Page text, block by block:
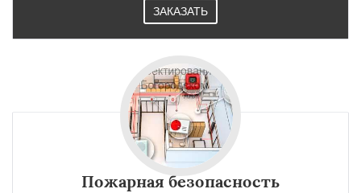
ЗАКАЗАТЬ
Пожарная безопасность